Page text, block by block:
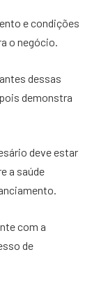
e condições
o negócio.
dessas
demonstra
deve estar
a saúde
com a
de